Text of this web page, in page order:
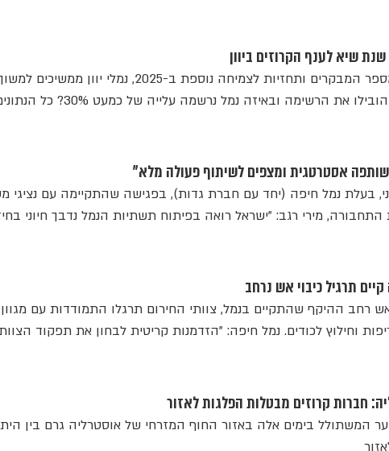
עם עלייה של 13.2% במספר המבקרים ותחזיות לצמיחה נוספת ב-2025, נמלי
את הרשימה ובאיזה נמל נרשמה עלייה של כמעט 30%? כל הנתונים
אסטרטגית ומצפים לשיתוף פעולה מלא"
בעלת נמל חיפה (יחד עם חברת גדות), בפגישה שהתקיימה עם נציגי
מירי רגב: "ישראל רואה בפיתוח תשתיות הנמל נדבך חיוני
תרגיל כיבוי אש נרחב
רחב ההיקף שהתקיים בנמל, צוותי החירום תרגלו התמודדות עם מגוון
וחילוץ לכודים. נמל חיפה: "הזדמנות קריטית לבחון את תפקוד
חברות קרוזים מבטלות הפלגות לאזור
המשתולל בימים אלה באזור החוף המזרחי של אוסטרליה גרם בין